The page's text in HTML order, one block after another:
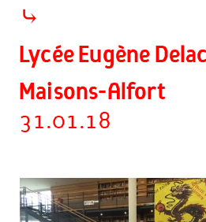
⤷
Lycée Eugène
Maisons-Alfort
31.01.18